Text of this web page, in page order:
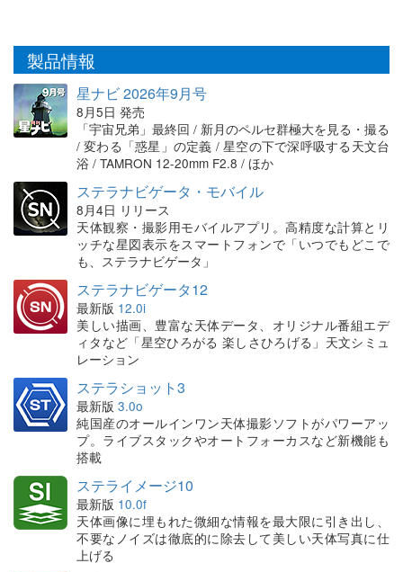
製品情報
星ナビ 2026年9月号
8月5日 発売
「宇宙兄弟」最終回 / 新月のペルセ群極大を見る・撮る
/ 変わる「惑星」の定義 / 星空の下で深呼吸する天文台
浴 / TAMRON 12-20mm F2.8 / ほか
ステラナビゲータ・モバイル
8月4日 リリース
天体観察・撮影用モバイルアプリ。高精度な計算とリ
ッチな星図表示をスマートフォンで「いつでもどこで
も、ステラナビゲータ」
ステラナビゲータ12
最新版 12.0i
美しい描画、豊富な天体データ、オリジナル番組エデ
ィタなど「星空ひろがる 楽しさひろげる」天文シミュ
レーション
ステラショット3
最新版 3.0o
純国産のオールインワン天体撮影ソフトがパワーアッ
プ。ライブスタックやオートフォーカスなど新機能も
搭載
ステライメージ10
最新版 10.0f
天体画像に埋もれた微細な情報を最大限に引き出し、
不要なノイズは徹底的に除去して美しい天体写真に仕
上げる